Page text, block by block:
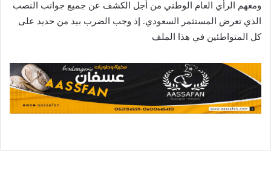
ومعهم الرأي العام الوطني من أجل الكشف عن جميع جوانب النصب
الذي تعرض المستثمر السعودي. إذ وجب الضرب بيد من حديد على
كل المتواطئين في هذا الملف